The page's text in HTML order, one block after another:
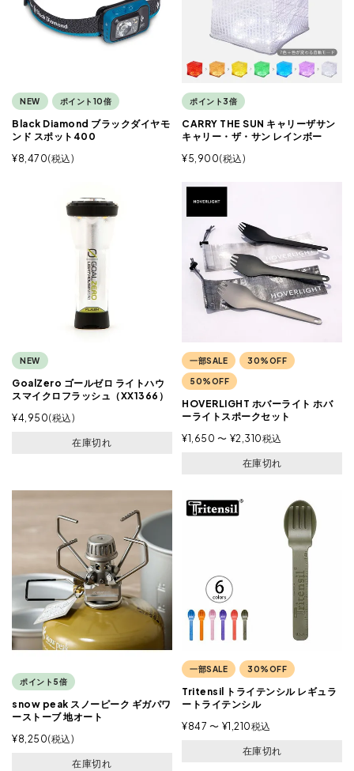
NEW ポイント10倍
Black Diamond ブラックダイヤモ
ンド スポット400
¥8,470 税込
ポイント3倍
CARRY THE SUN キャリーザサン
キャリー・ザ・サン レインボー
¥5,900 税込
NEW
GoalZero ゴールゼロ ライトハウ
スマイクロフラッシュ（XX1366）
¥4,950 税込
在庫切れ
一部SALE 30%OFF
50%OFF
HOVERLIGHT ホバーライト ホバ
ーライトスポークセット
¥1,650 〜 ¥2,310税込
在庫切れ
ポイント5倍
snow peak スノーピーク ギガパワ
ーストーブ 地オート
¥8,250 税込
在庫切れ
一部SALE 30%OFF
Tritensil トライテンシル レギュラ
ートライテンシル
¥847 〜 ¥1,210税込
在庫切れ